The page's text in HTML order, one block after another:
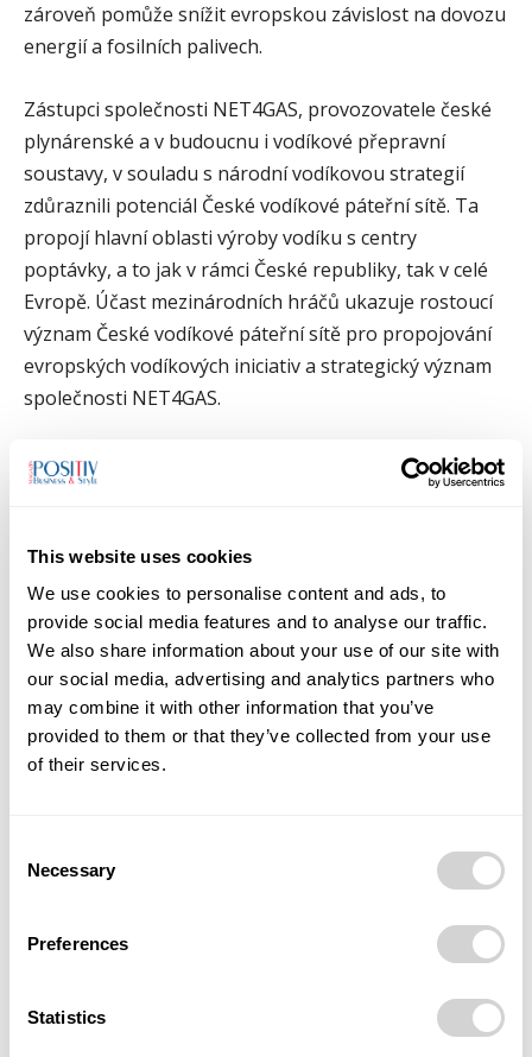
This website uses cookies
We use cookies to personalise content and ads, to
provide social media features and to analyse our traffic.
We also share information about your use of our site with
our social media, advertising and analytics partners who
may combine it with other information that you’ve
provided to them or that they’ve collected from your use
of their services.
Selection
Necessary
Preferences
Statistics
zároveň pomůže snížit evropskou závislost na dovozu
energií a fosilních palivech.
Zástupci společnosti NET4GAS, provozovatele české
plynárenské a v budoucnu i vodíkové přepravní
soustavy, v souladu s národní vodíkovou strategií
zdůraznili potenciál České vodíkové páteřní sítě. Ta
propojí hlavní oblasti výroby vodíku s centry
poptávky, a to jak v rámci České republiky, tak v celé
Evropě. Účast mezinárodních hráčů ukazuje rostoucí
význam České vodíkové páteřní sítě pro propojování
evropských vodíkových iniciativ a strategický význam
společnosti NET4GAS.
„Jsme svědky toho, jak se vize postupně mění ve skutečné
projekty. Naše plánovaná vodíková síť postupuje od
evropský trh s vodíkem. Považuji také za zásadní úspěch,
že se nám podařilo dostat do Prahy na jedno místo tak
reprezentativní skupinu lidí z byznysu i dalších odborníků.
To je důkazem, že vodík má budoucnost,“vysvětlil Michal
Slabý, ředitel strategie společnosti NET4GAS.
Zdroj:mpo.gov.cz